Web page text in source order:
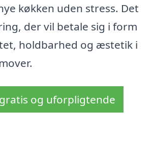
køkken uden stress. Det
der vil betale sig i form
holdbarhed og æstetik i
og uforpligtende